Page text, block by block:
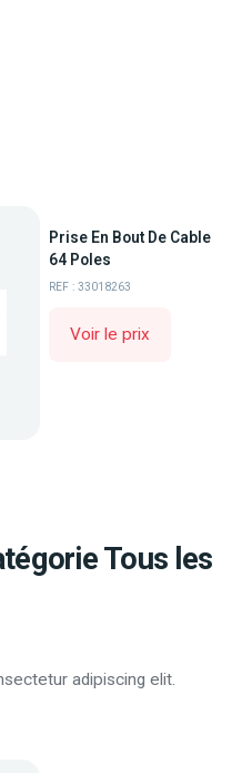
Prise En Bout De Cable
64 Poles
REF : 33018263
Voir le prix
Tous les
adipiscing elit.